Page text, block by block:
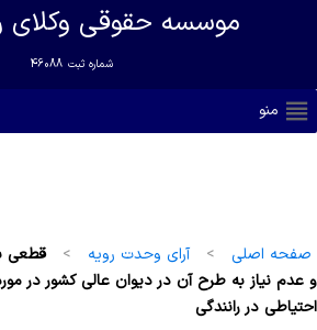
موسسه حقوقی وکلای
شماره ثبت 46088
منو
صفحه اصلی > آرای وحدت رویه >
قطعی
و عدم نیاز به طرح آن در دیوان عالی کشور در
احتیاطی در رانندگی